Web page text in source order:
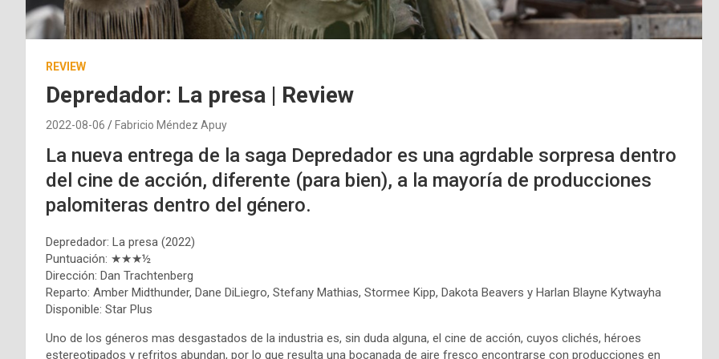
REVIEW
Depredador: La presa | Review
2022-08-06 Fabricio Méndez Apuy
La nueva entrega de la saga Depredador es una agrdable sorpresa dentro
del cine de acción, diferente (para bien), a la mayoría de producciones
palomiteras dentro del género.
Depredador: La presa (2022)
Puntuación: ★★★½
Dirección: Dan Trachtenberg
Reparto: Amber Midthunder, Dane DiLiegro, Stefany Mathias, Stormee Kipp, Dakota Beavers y Harlan Blayne Kytwayha
Disponible: Star Plus
Uno de los géneros mas desgastados de la industria es, sin duda alguna, el cine de acción, cuyos clichés, héroes
estereotipados y refritos abundan, por lo que resulta una bocanada de aire fresco encontrarse con producciones en